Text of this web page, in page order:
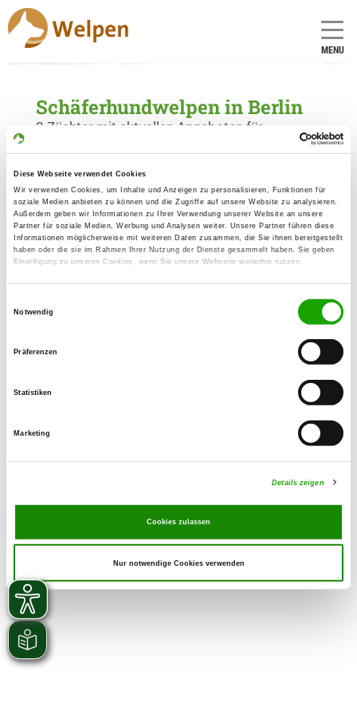
Diese Webseite verwendet Cookies
Wir verwenden Cookies, um Inhalte und Anzeigen zu personalisieren, Funktionen für
soziale Medien anbieten zu können und die Zugriffe auf unsere Website zu analysieren.
Außerdem geben wir Informationen zu Ihrer Verwendung unserer Website an unsere
Partner für soziale Medien, Werbung und Analysen weiter. Unsere Partner führen diese
Informationen möglicherweise mit weiteren Daten zusammen, die Sie ihnen bereitgestellt
haben oder die sie im Rahmen Ihrer Nutzung der Dienste gesammelt haben. Sie geben
Einwilligung zu unseren Cookies, wenn Sie unsere Webseite weiterhin nutzen.
Notwendig
Präferenzen
Statistiken
Marketing
Details zeigen
Cookies zulassen
Nur notwendige Cookies verwenden
MENU
Schäferhundwelpen in Berlin
2 Züchter mit aktuellen Angeboten für
Zuchtstätte: vom Hause Guhl
Details
Singdrosselsteig 4
13629 Berlin
Welpen zur Verfügung
Zuchtstätte: vom Heinrichplatz
Details
13469 Berlin